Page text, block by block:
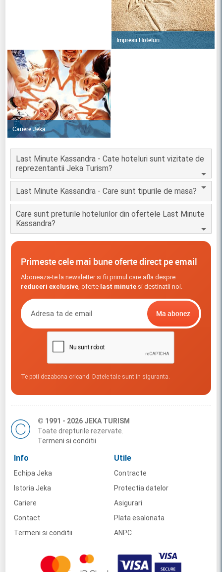
Impresii Hoteluri
Cariere Jeka
Last Minute Kassandra - Cate hoteluri sunt vizitate de
reprezentantii Jeka Turism?
Last Minute Kassandra - Care sunt tipurile de masa?
Care sunt preturile hotelurilor din ofertele Last Minute
Kassandra?
Primeste cele mai bune oferte direct pe email
Aboneaza-te la newsletter si fii primul care afla despre
reduceri exclusive, oferte last minutesi destinatii noi.
Te poti dezabona oricand. Datele tale sunt in siguranta.
© 1991 - 2026 JEKA TURISM
Toate drepturile rezervate.
Termeni si conditii
Info
Echipa Jeka
Istoria Jeka
Cariere
Contact
Termeni si conditii
Utile
Contracte
Protectia datelor
Asigurari
Plata esalonata
ANPC